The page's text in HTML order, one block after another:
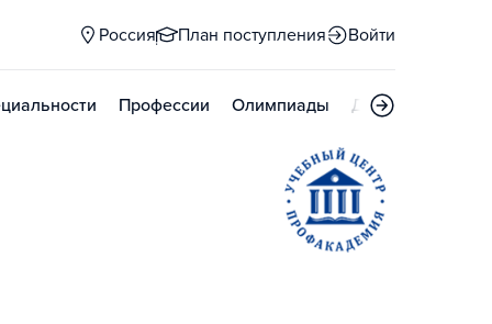
Россия План поступления Войти
Профессии Олимпиады Дни открытых